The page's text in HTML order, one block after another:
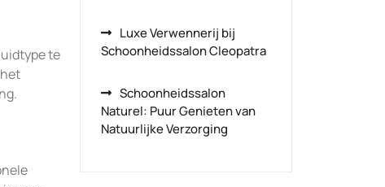
te
Luxe Verwennerij bij
Schoonheidssalon Cleopatra
Schoonheidssalon
Naturel: Puur Genieten van
Natuurlijke Verzorging